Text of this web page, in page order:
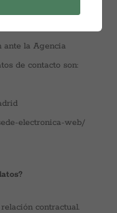
ante la Agencia
de contacto son:
electronica-web/
contractual.